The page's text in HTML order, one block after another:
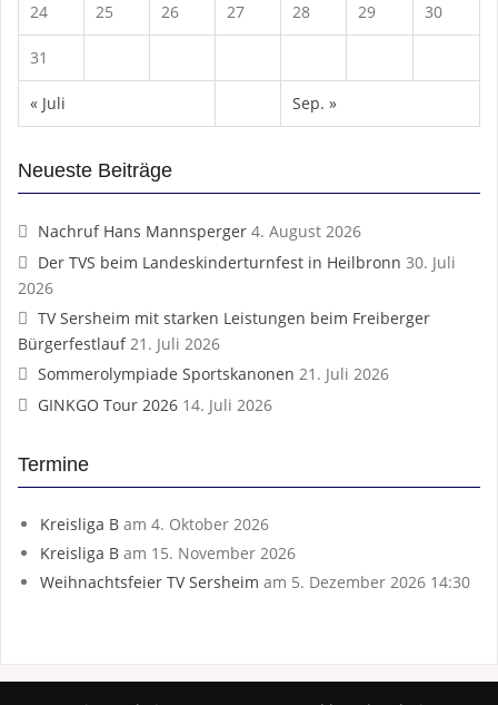
24 25 26 27 28 29 30
31
« Juli Sep. »
Neueste Beiträge
Nachruf Hans Mannsperger 4. August 2026
Der TVS beim Landeskinderturnfest in Heilbronn 30. Juli
2026
TV Sersheim mit starken Leistungen beim Freiberger
Bürgerfestlauf 21. Juli 2026
Sommerolympiade Sportskanonen 21. Juli 2026
GINKGO Tour 2026 14. Juli 2026
Termine
Kreisliga B am 4. Oktober 2026
Kreisliga B am 15. November 2026
Weihnachtsfeier TV Sersheim am 5. Dezember 2026 14:30